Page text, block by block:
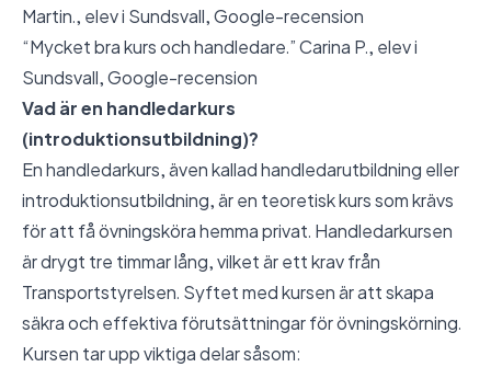
Martin., elev i Sundsvall,Google-recension
“Mycket bra kurs och handledare.” Carina P., elev i
Sundsvall,Google-recension
Vad är en handledarkurs
(introduktionsutbildning)?
En handledarkurs, även kallad handledarutbildning eller
introduktionsutbildning, är en teoretisk kurs som krävs
för att få övningsköra hemma privat. Handledarkursen
är drygt tre timmar lång, vilket är ett krav från
Transportstyrelsen. Syftet med kursen är att skapa
säkra och effektiva förutsättningar för övningskörning.
Kursen tar upp viktiga delar såsom: